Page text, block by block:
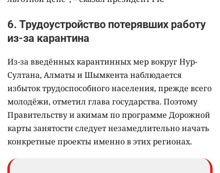
6. Трудоустройство потерявших работу
из-за карантина
Из-за введённых карантинных мер вокруг Нур-
Султана, Алматы и Шымкента наблюдается
избыток трудоспособного населения, прежде всего
молодёжи, отметил глава государства. Поэтому
Правительству и акимам по программе Дорожной
карты занятости следует незамедлительно начать
конкретные проекты именно в этих регионах.